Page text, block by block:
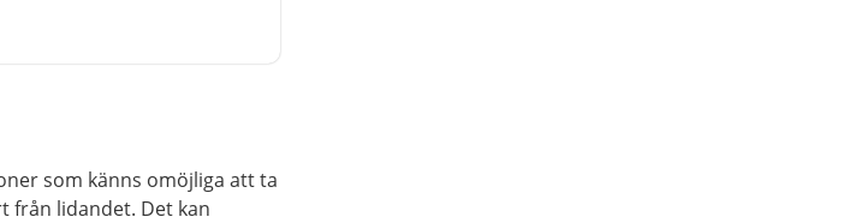
som känns omöjliga att ta
från lidandet. Det kan